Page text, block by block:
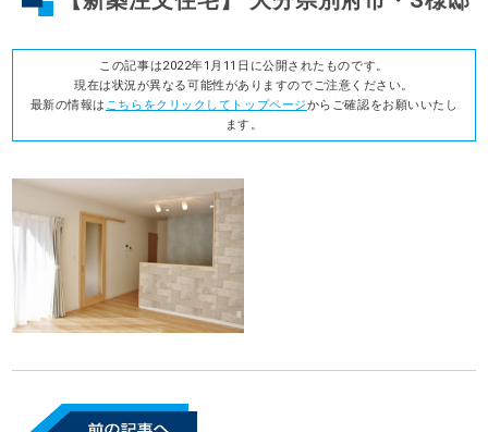
この記事は2022年1月11日に公開されたものです。
現在は状況が異なる可能性がありますのでご注意ください。
最新の情報は こちらをクリックしてトップページからご確認をお願いいたし
ます。